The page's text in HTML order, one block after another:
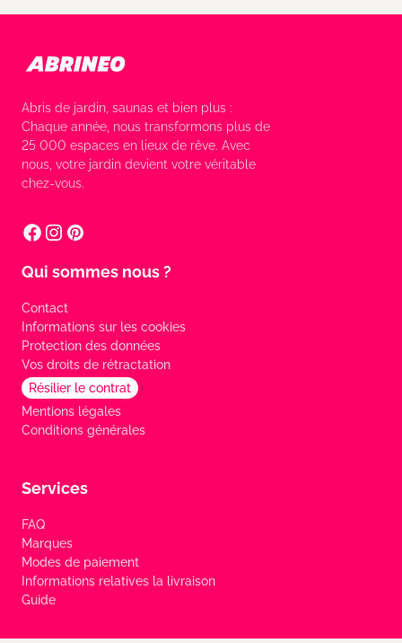
Abris de jardin, saunas et bien plus :
Chaque année, nous transformons plus de
25 000 espaces en lieux de rêve. Avec
nous, votre jardin devient votre véritable
chez-vous.
Qui sommes nous ?
Contact
Informations sur les cookies
Protection des données
Vos droits de rétractation
Résilier le contrat
Mentions légales
Conditions générales
Services
FAQ
Marques
Modes de paiement
Informations relatives la livraison
Guide